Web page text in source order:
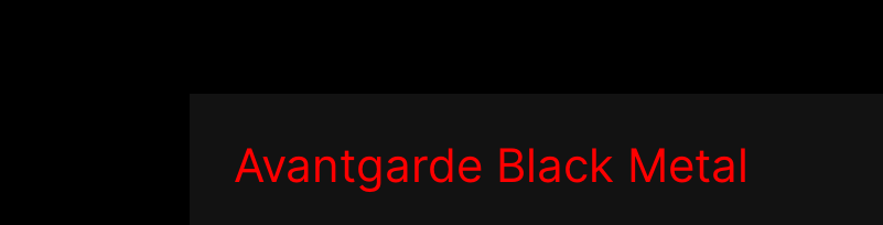
Avantgarde Black Metal